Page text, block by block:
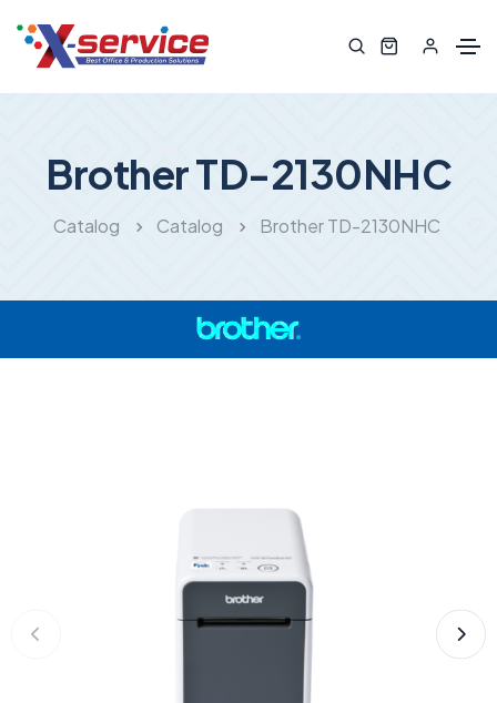
Brother TD-2130NHC
Catalog Catalog Brother TD-2130NHC